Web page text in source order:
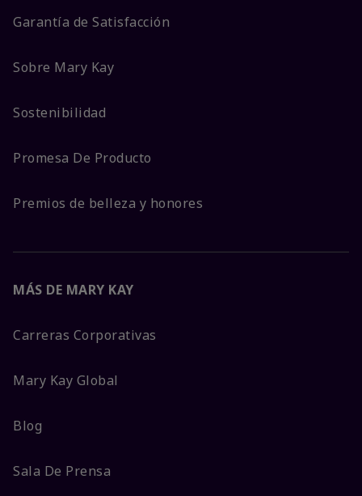
Garantía de Satisfacción
Sobre Mary Kay
Sostenibilidad
Promesa De Producto
Premios de belleza y honores
MÁS DE MARY KAY
Carreras Corporativas
Mary Kay Global
Blog
Sala De Prensa